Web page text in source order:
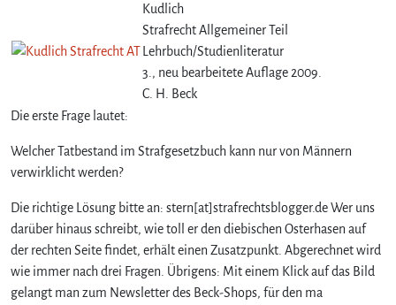
Kudlich
Strafrecht Allgemeiner Teil
Lehrbuch/Studienliteratur
3., neu bearbeitete Auflage 2009.
C. H. Beck
Die erste Frage lautet:
Welcher Tatbestand im Strafgesetzbuch kann nur von Männern
verwirklicht werden?
Die richtige Lösung bitte an: stern[at]strafrechtsblogger.de Wer uns
darüber hinaus schreibt, wie toll er den diebischen Osterhasen auf
der rechten Seite findet, erhält einen Zusatzpunkt. Abgerechnet wird
wie immer nach drei Fragen. Übrigens: Mit einem Klick auf das Bild
gelangt man zum Newsletter des Beck-Shops, für den ma